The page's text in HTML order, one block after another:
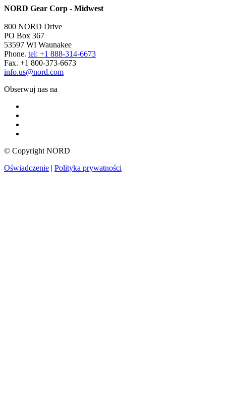
NORD Gear Corp - Midwest
800 NORD Drive
PO Box 367
53597 WI Waunakee
Phone. tel: +1 888-314-6673
Fax. +1 800-373-6673
info.us@nord.com
Obserwuj nas na
© Copyright NORD
Oświadczenie | Polityka prywatności